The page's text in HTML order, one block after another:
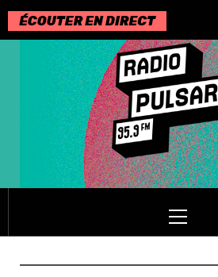
Passer
au
contenu
principal